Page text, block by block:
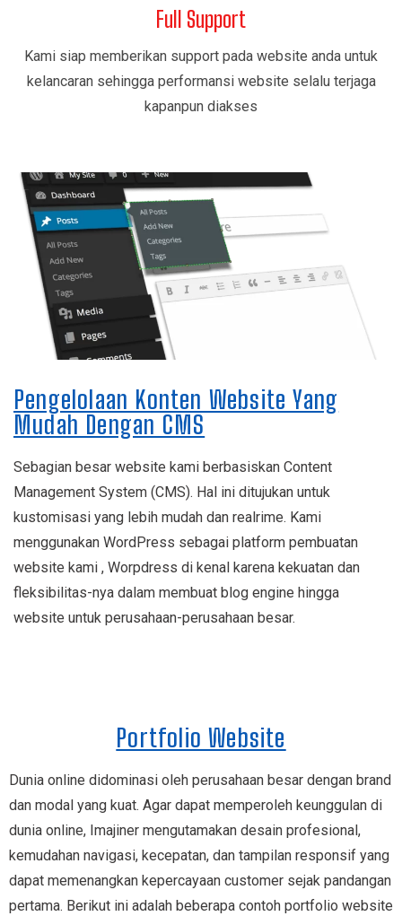
Full Support
Kami siap memberikan support pada website anda untuk
kelancaran sehingga performansi website selalu terjaga
kapanpun diakses
Pengelolaan Konten Website Yang
Mudah Dengan CMS
Sebagian besar website kami berbasiskan Content
Management System (CMS). Hal ini ditujukan untuk
kustomisasi yang lebih mudah dan realrime. Kami
menggunakan WordPress sebagai platform pembuatan
website kami , Worpdress di kenal karena kekuatan dan
fleksibilitas-nya dalam membuat blog engine hingga
website untuk perusahaan-perusahaan besar.
Portfolio Website
Dunia online didominasi oleh perusahaan besar dengan brand
dan modal yang kuat. Agar dapat memperoleh keunggulan di
dunia online, Imajiner mengutamakan desain profesional,
kemudahan navigasi, kecepatan, dan tampilan responsif yang
dapat memenangkan kepercayaan customer sejak pandangan
pertama. Berikut ini adalah beberapa contoh portfolio website